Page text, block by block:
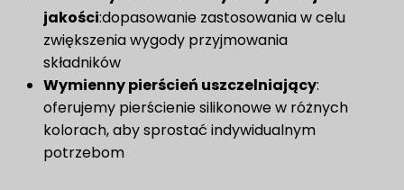
jakości:dopasowanie zastosowania w celu
zwiększenia wygody przyjmowania
składników
​Wymienny pierścień uszczelniający​:
oferujemy pierścienie silikonowe w różnych
kolorach, aby sprostać indywidualnym
potrzebom